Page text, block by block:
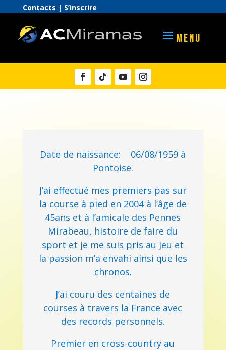
Contacts | S’inscrire
MENU
Date de naissance: 06/08/1959 à
Pontoise.
J’ai effectué mes premiers pas sur
la course à pied en 2004 à l’âge de
45ans et à l’amicale des Pennes
Mirabeau, histoire de faire du
sport et je me suis pris au jeu et
la passion m’a envahi ainsi que les
chronos.
J’ai couru des centaines de
courses à travers la France avec
des records personnels.
Premier en cross-country au